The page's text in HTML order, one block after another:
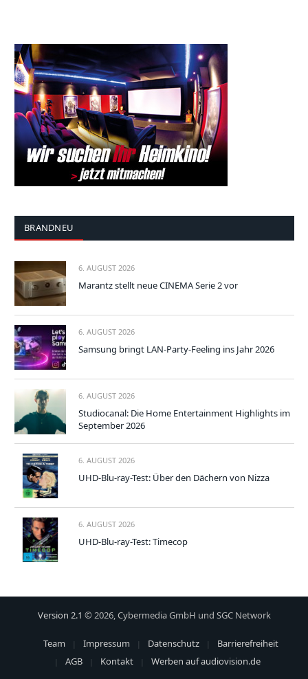
BRANDNEU
6. AUGUST 2026
Marantz stellt neue CINEMA Serie 2 vor
6. AUGUST 2026
Samsung bringt LAN-Party-Feeling ins Jahr 2026
6. AUGUST 2026
Studiocanal: Die Home Entertainment Highlights im
September 2026
6. AUGUST 2026
UHD-Blu-ray-Test: Über den Dächern von Nizza
6. AUGUST 2026
UHD-Blu-ray-Test: Timecop
Version 2.1 © 2026, Cybermedia GmbH und SGC Network
Team Impressum Datenschutz
Barrierefreiheit
AGB
Kontakt Werben auf audiovision.de